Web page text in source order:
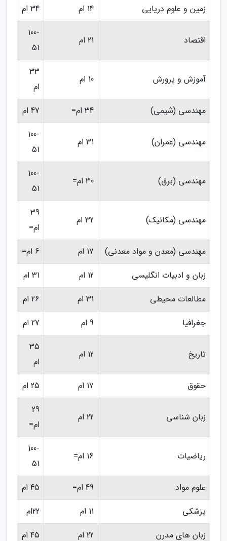
زمین و علوم دریایی
14 ام 34 ام
اقتصاد 21 ام
100-
51
آموزش و پرورش 10 ام
33
ام
مهندسی (شیمی)
34 ام= 47 ام
مهندسی (عمران) 31 ام
100-
51
مهندسی (برق) 30 ام=
100-
51
مهندسی (مکانیک) 32 ام
39
ام=
مهندسی (معدن و مواد معدنی)
17 ام
6 ام=
زبان و ادبیات انگلیسی
12 ام
31 ام
مطالعات محیطی
31 ام
26 ام
جغرافیا
9 ام 27 ام
تاریخ 12 ام
35
ام
حقوق
17 ام 25 ام
زبان شناسی 22 ام
29
ام=
ریاضیات 16 ام=
100-
51
علوم مواد
49 ام=
45 ام
پزشکی
11 ام
22ام
زبان های مدرن
22 ام 45 ام